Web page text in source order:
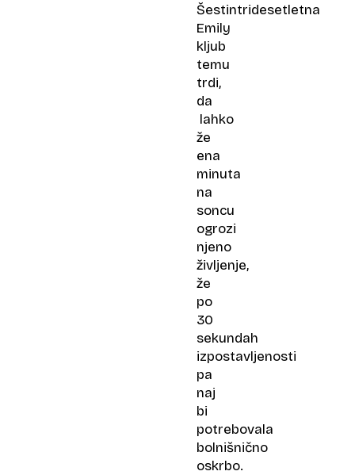
Šestintridesetletna
Emily
kljub
temu
trdi,
da
lahko
že
ena
minuta
na
soncu
ogrozi
njeno
življenje,
že
po
30
sekundah
izpostavljenosti
pa
naj
bi
potrebovala
bolnišnično
oskrbo.